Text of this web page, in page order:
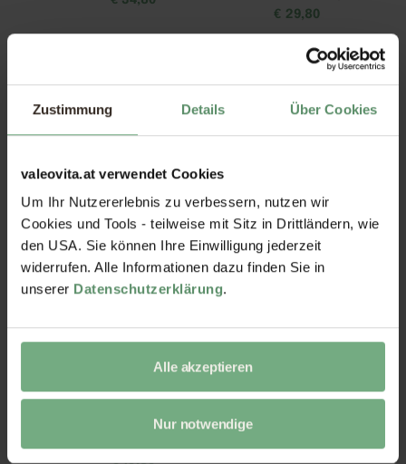
Zustimmung Details Über Cookies
valeovita.at verwendet Cookies
Um Ihr Nutzererlebnis zu verbessern, nutzen wir
Cookies und Tools - teilweise mit Sitz in Drittländern, wie
den USA. Sie können Ihre Einwilligung jederzeit
widerrufen. Alle Informationen dazu finden Sie in
unserer Datenschutzerklärung.
Alle akzeptieren
Nur notwendige
€ 29,80
Nattokinase Kapseln
€ 21,80
Zink-Quartett Kapseln
19,80
€19,80